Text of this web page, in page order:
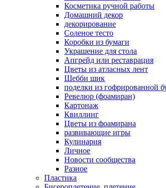
Косметика ручной работы
Домашний декор
декорирование
Соленое тесто
Коробки из бумаги
Украшение для стола
Апгрейд или реставрация
Цветы из атласных лент
Шебби шик
поделки из гофрированной
Ревелюр (фоамиран)
Картонаж
Квиллинг
Цветы из фоамирана
развивающие игры
Кулинария
Личное
Новости сообщества
Разное
Пластика